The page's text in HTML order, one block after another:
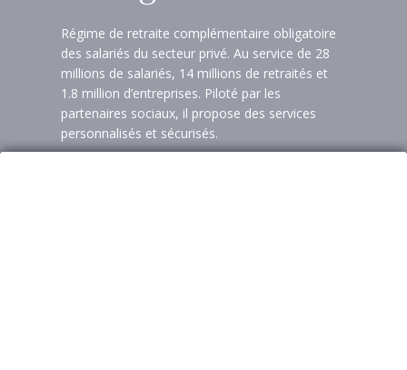
Régime de retraite complémentaire obligatoire
des salariés du secteur privé. Au service de 28
millions de salariés, 14 millions de retraités et
1.8 million d’entreprises. Piloté par les
partenaires sociaux, il propose des services
personnalisés et sécurisés.